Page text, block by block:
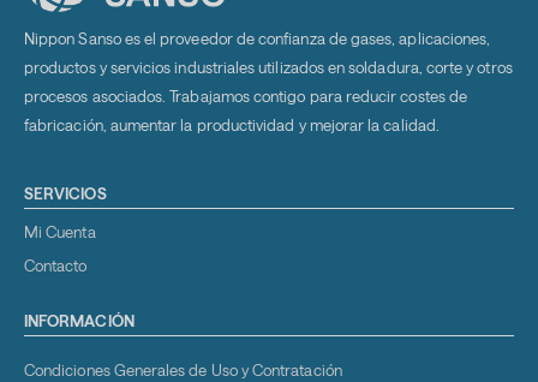
Nippon Sanso es el proveedor de confianza de gases, aplicaciones,
productos y servicios industriales utilizados en soldadura, corte y otros
procesos asociados. Trabajamos contigo para reducir costes de
fabricación, aumentar la productividad y mejorar la calidad.
SERVICIOS
Mi Cuenta
Contacto
INFORMACIÓN
Condiciones Generales de Uso y Contratación